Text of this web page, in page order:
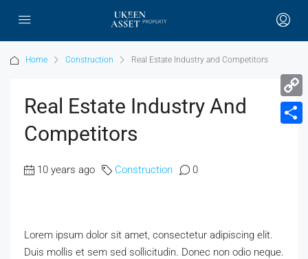
Home Construction Real Estate Industry and Competitors
Real Estate Industry And
Competitors
10 years ago Construction 0
Lorem ipsum dolor sit amet, consectetur adipiscing elit.
Duis mollis et sem sed sollicitudin. Donec non odio neque.
Copy